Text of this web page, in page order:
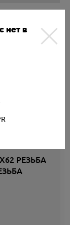
нет в
РЕЗЬБА